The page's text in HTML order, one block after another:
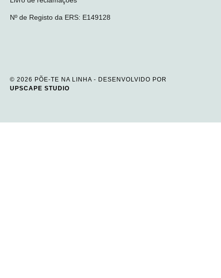
Nº de Registo da ERS: E149128
© 2026 PÕE-TE NA LINHA - DESENVOLVIDO POR
UPSCAPE STUDIO